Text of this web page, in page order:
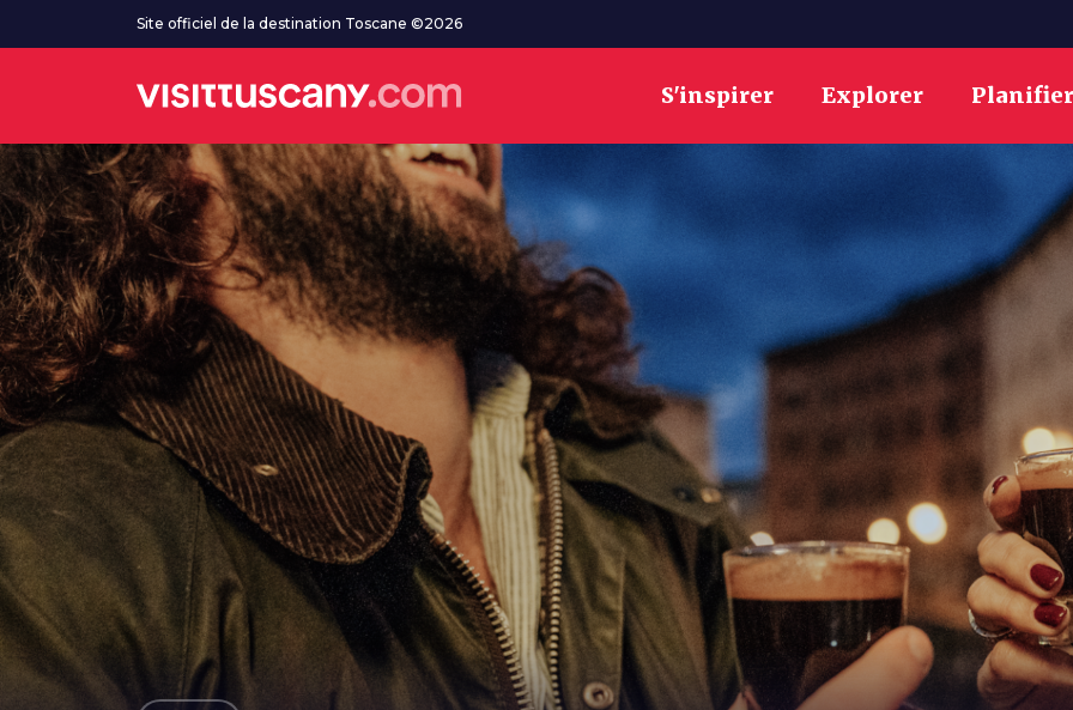
Aller au contenu principalSite officiel de la destination Toscane ©2026
S'inspirer Explorer Planifier